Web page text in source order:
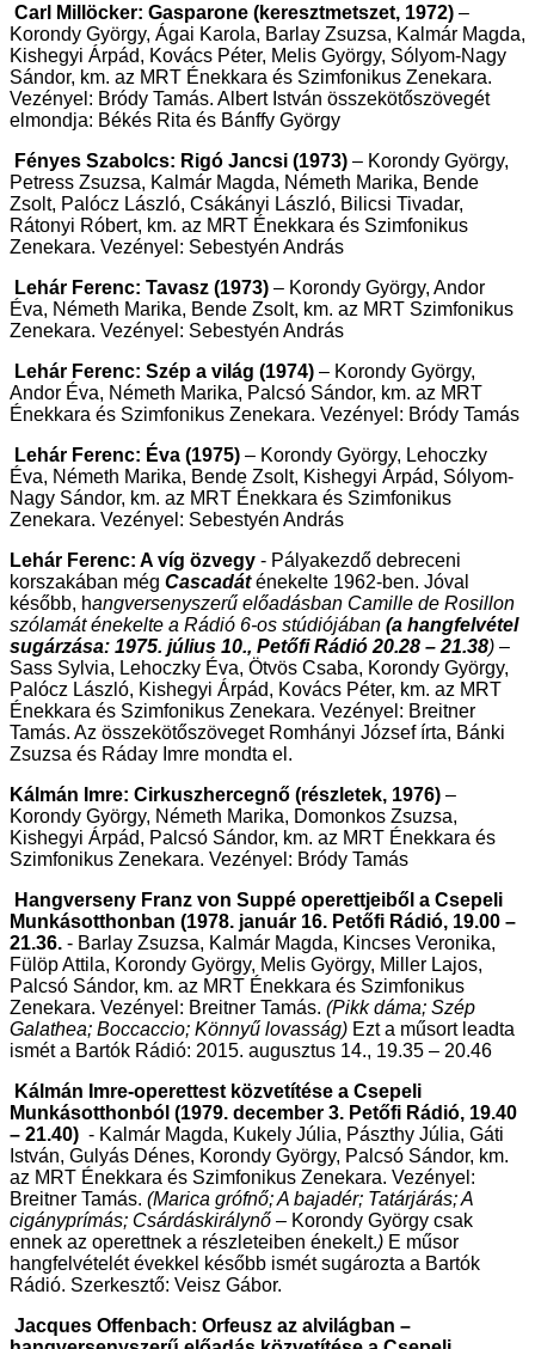
Carl Millöcker: Gasparone (keresztmetszet, 1972) –
Korondy György, Ágai Karola, Barlay Zsuzsa, Kalmár Magda,
Kishegyi Árpád, Kovács Péter, Melis György, Sólyom-Nagy
Sándor, km. az MRT Énekkara és Szimfonikus Zenekara.
Vezényel: Bródy Tamás. Albert István összekötőszövegét
elmondja: Békés Rita és Bánffy György
Fényes Szabolcs: Rigó Jancsi (1973) – Korondy György,
Petress Zsuzsa, Kalmár Magda, Németh Marika, Bende
Zsolt, Palócz László, Csákányi László, Bilicsi Tivadar,
Rátonyi Róbert, km. az MRT Énekkara és Szimfonikus
Zenekara. Vezényel: Sebestyén András
Lehár Ferenc: Tavasz (1973) – Korondy György, Andor
Éva, Németh Marika, Bende Zsolt, km. az MRT Szimfonikus
Zenekara. Vezényel: Sebestyén András
Lehár Ferenc: Szép a világ (1974) – Korondy György,
Andor Éva, Németh Marika, Palcsó Sándor, km. az MRT
Énekkara és Szimfonikus Zenekara. Vezényel: Bródy Tamás
Lehár Ferenc: Éva (1975) – Korondy György, Lehoczky
Éva, Németh Marika, Bende Zsolt, Kishegyi Árpád, Sólyom-
Nagy Sándor, km. az MRT Énekkara és Szimfonikus
Zenekara. Vezényel: Sebestyén András
Lehár Ferenc: A víg özvegy - Pályakezdő debreceni
korszakában még Cascadáténekelte 1962-ben. Jóval
később, hangversenyszerű előadásban Camille de Rosillon
szólamát énekelte a Rádió 6-os stúdiójában (a hangfelvétel
sugárzása: 1975. július 10., Petőfi Rádió 20.28 – 21.38) –
Sass Sylvia, Lehoczky Éva, Ötvös Csaba, Korondy György,
Palócz László, Kishegyi Árpád, Kovács Péter, km. az MRT
Énekkara és Szimfonikus Zenekara. Vezényel: Breitner
Tamás. Az összekötőszöveget Romhányi József írta, Bánki
Zsuzsa és Ráday Imre mondta el.
Kálmán Imre: Cirkuszhercegnő (részletek, 1976) –
Korondy György, Németh Marika, Domonkos Zsuzsa,
Kishegyi Árpád, Palcsó Sándor, km. az MRT Énekkara és
Szimfonikus Zenekara. Vezényel: Bródy Tamás
Hangverseny Franz von Suppé operettjeiből a Csepeli
Munkásotthonban (1978. január 16. Petőfi Rádió, 19.00 –
21.36. - Barlay Zsuzsa, Kalmár Magda, Kincses Veronika,
Fülöp Attila, Korondy György, Melis György, Miller Lajos,
Palcsó Sándor, km. az MRT Énekkara és Szimfonikus
Zenekara. Vezényel: Breitner Tamás. (Pikk dáma; Szép
Galathea; Boccaccio; Könnyű lovasság) Ezt a műsort leadta
ismét a Bartók Rádió: 2015. augusztus 14., 19.35 – 20.46
Kálmán Imre-operettest közvetítése a Csepeli
Munkásotthonból (1979. december 3. Petőfi Rádió, 19.40
– 21.40) - Kalmár Magda, Kukely Júlia, Pászthy Júlia, Gáti
István, Gulyás Dénes, Korondy György, Palcsó Sándor, km.
az MRT Énekkara és Szimfonikus Zenekara. Vezényel:
Breitner Tamás. (Marica grófnő; A bajadér; Tatárjárás; A
cigányprímás; Csárdáskirálynő – Korondy György csak
ennek az operettnek a részleteiben énekelt.) E műsor
hangfelvételét évekkel később ismét sugározta a Bartók
Rádió. Szerkesztő: Veisz Gábor.
Jacques Offenbach: Orfeusz az alvilágban –